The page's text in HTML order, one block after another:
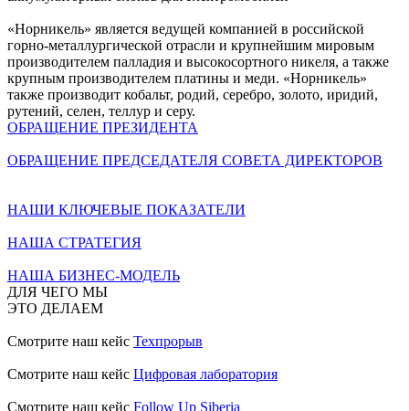
«Норникель» является ведущей компанией в российской
горно-металлургической отрасли и крупнейшим мировым
производителем палладия и высокосортного никеля, а также
крупным производителем платины и меди. «Норникель»
также производит кобальт, родий, серебро, золото, иридий,
рутений, селен, теллур и серу.
ОБРАЩЕНИЕ ПРЕЗИДЕНТА
ОБРАЩЕНИЕ ПРЕДСЕДАТЕЛЯ СОВЕТА ДИРЕКТОРОВ
НАШИ КЛЮЧЕВЫЕ ПОКАЗАТЕЛИ
НАША СТРАТЕГИЯ
НАША БИЗНЕС-МОДЕЛЬ
ДЛЯ ЧЕГО МЫ
ЭТО ДЕЛАЕМ
Смотрите наш кейс Техпрорыв
Смотрите наш кейс Цифровая лаборатория
Смотрите наш кейс Follow Up Siberia